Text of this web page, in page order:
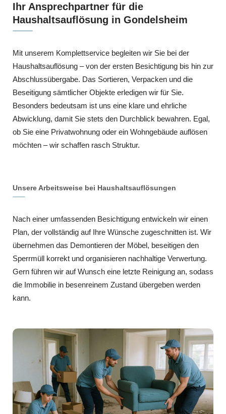
Ihr Ansprechpartner für die
Haushaltsauflösung in Gondelsheim
Mit unserem Komplettservice begleiten wir Sie bei der
Haushaltsauflösung – von der ersten Besichtigung bis hin zur
Abschlussübergabe. Das Sortieren, Verpacken und die
Beseitigung sämtlicher Objekte erledigen wir für Sie.
Besonders bedeutsam ist uns eine klare und ehrliche
Abwicklung, damit Sie stets den Durchblick bewahren. Egal,
ob Sie eine Privatwohnung oder ein Wohngebäude auflösen
möchten – wir schaffen rasch Struktur.
Unsere Arbeitsweise bei Haushaltsauflösungen
Nach einer umfassenden Besichtigung entwickeln wir einen
Plan, der vollständig auf Ihre Wünsche zugeschnitten ist. Wir
übernehmen das Demontieren der Möbel, beseitigen den
Sperrmüll korrekt und organisieren nachhaltige Verwertung.
Gern führen wir auf Wunsch eine letzte Reinigung an, sodass
die Immobilie in besenreinem Zustand übergeben werden
kann.